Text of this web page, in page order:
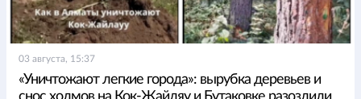
03 августа, 15:37
«Уничтожают легкие города»: вырубка деревьев и